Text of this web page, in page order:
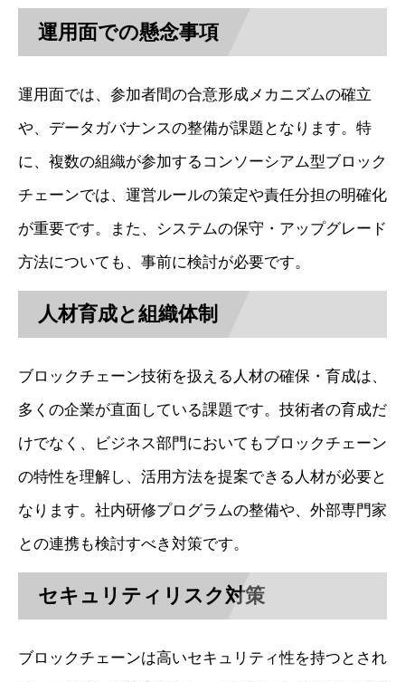
運用面での懸念事項
運用面では、参加者間の合意形成メカニズムの確立
や、データガバナンスの整備が課題となります。特
に、複数の組織が参加するコンソーシアム型ブロック
チェーンでは、運営ルールの策定や責任分担の明確化
が重要です。また、システムの保守・アップグレード
方法についても、事前に検討が必要です。
人材育成と組織体制
ブロックチェーン技術を扱える人材の確保・育成は、
多くの企業が直面している課題です。技術者の育成だ
けでなく、ビジネス部門においてもブロックチェーン
の特性を理解し、活用方法を提案できる人材が必要と
なります。社内研修プログラムの整備や、外部専門家
との連携も検討すべき対策です。
セキュリティリスク対策
ブロックチェーンは高いセキュリティ性を持つとされ